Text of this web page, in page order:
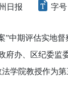
日报 字号
期评估实地督
办、区纪委监
学院教授作为